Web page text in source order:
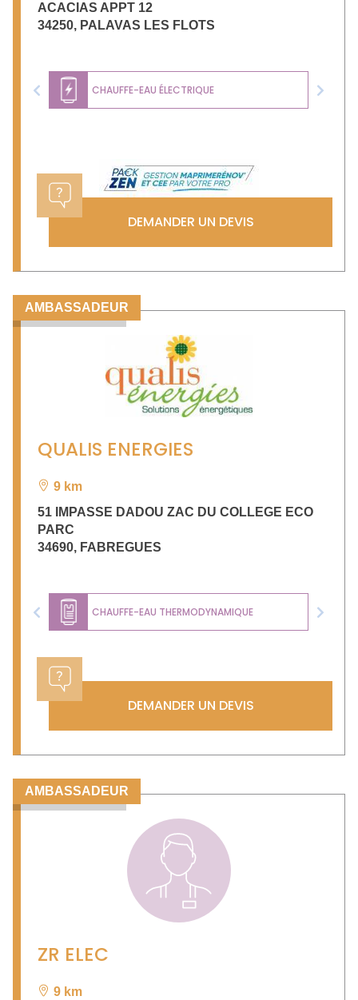
ACACIAS APPT 12
34250, PALAVAS LES FLOTS
CHAUFFE-EAU ÉLECTRIQUE
Previous Next
DEMANDER UN DEVIS
AMBASSADEUR
QUALIS ENERGIES
9 km
51 IMPASSE DADOU ZAC DU COLLEGE ECO
PARC
34690, FABREGUES
CHAUFFE-EAU THERMODYNAMIQUE
Previous Next
DEMANDER UN DEVIS
AMBASSADEUR
ZR ELEC
9 km